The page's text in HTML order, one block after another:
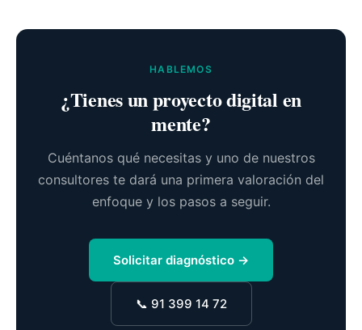
HABLEMOS
¿Tienes un proyecto digital en
mente?
Cuéntanos qué necesitas y uno de nuestros
consultores te dará una primera valoración del
enfoque y los pasos a seguir.
Solicitar diagnóstico →
📞 91 399 14 72